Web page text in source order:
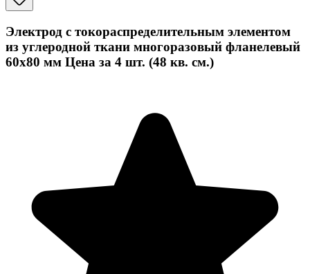
Электрод с токораспределительным элементом
из углеродной ткани многоразовый фланелевый
60x80 мм Цена за 4 шт. (48 кв. см.)